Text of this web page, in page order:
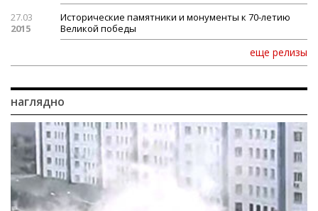
27.03
2015
Исторические памятники и монументы к 70-летию
Великой победы
еще релизы
наглядно